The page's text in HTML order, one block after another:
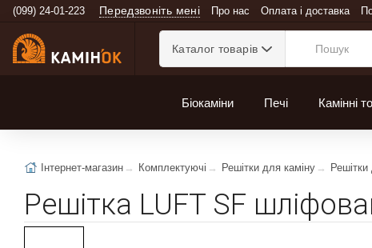
(099) 24-01-223 Передзвоніть мені Про нас Оплата і доставка
Каталог товарів
Біокаміни Печі Камінні
Інтернет-магазин Комплектуючі Решітки для каміну
Решітка LUFT SF